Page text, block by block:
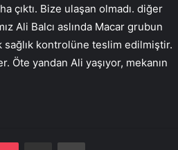
çıktı. Bize ulaşan olmadı. diğer
Ali Balcı aslında Macar grubun
sağlık kontrolüne teslim edilmiştir.
yandan Ali yaşıyor, mekanın
Pocket E-Posta ile paylaş Yazdır